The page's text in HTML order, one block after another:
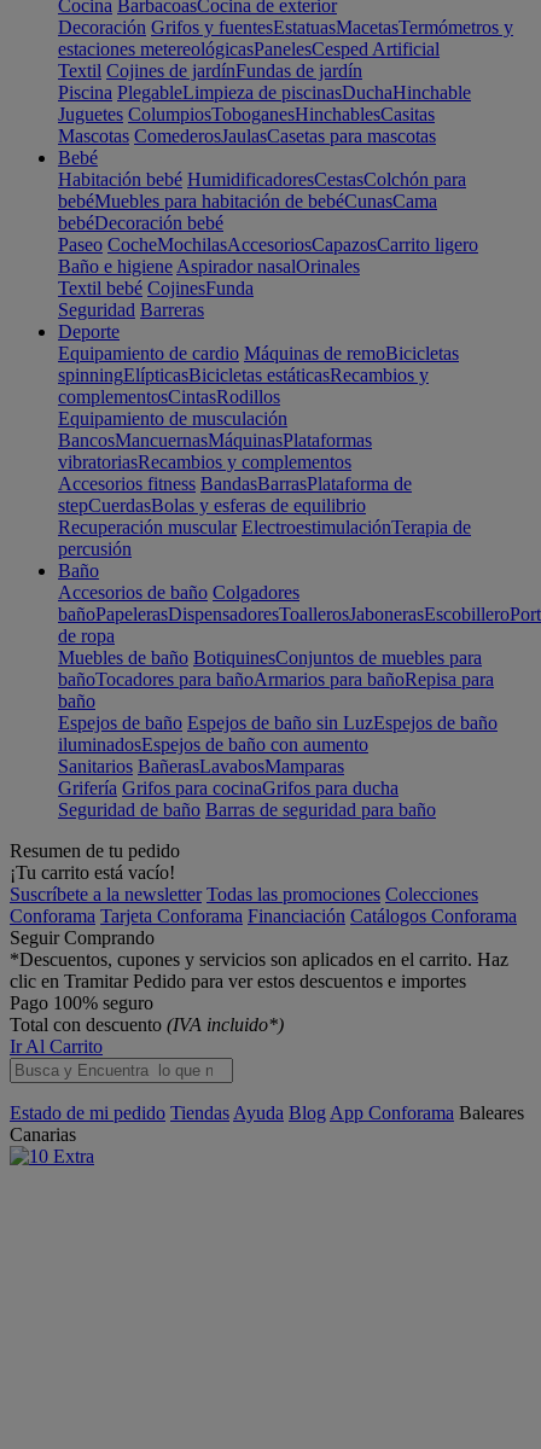
Cocina BarbacoasCocina de exterior
Decoración Grifos y fuentesEstatuasMacetasTermómetros y
estaciones metereológicasPanelesCesped Artificial
Textil Cojines de jardínFundas de jardín
Piscina PlegableLimpieza de piscinasDuchaHinchable
Juguetes ColumpiosToboganesHinchablesCasitas
Mascotas ComederosJaulasCasetas para mascotas
Bebé
Habitación bebé HumidificadoresCestasColchón para
bebéMuebles para habitación de bebéCunasCama
bebéDecoración bebé
Paseo CocheMochilasAccesoriosCapazosCarrito ligero
Baño e higiene Aspirador nasalOrinales
Textil bebé CojinesFunda
Seguridad Barreras
Deporte
Equipamiento de cardio Máquinas de remoBicicletas
spinningElípticasBicicletas estáticasRecambios y
complementosCintasRodillos
Equipamiento de musculación
BancosMancuernasMáquinasPlataformas
vibratoriasRecambios y complementos
Accesorios fitness BandasBarrasPlataforma de
stepCuerdasBolas y esferas de equilibrio
Recuperación muscular ElectroestimulaciónTerapia de
percusión
Baño
Accesorios de baño Colgadores
bañoPapelerasDispensadoresToallerosJabonerasEscobillero
de ropa
Muebles de baño BotiquinesConjuntos de muebles para
bañoTocadores para bañoArmarios para bañoRepisa para
baño
Espejos de baño Espejos de baño sin LuzEspejos de baño
iluminadosEspejos de baño con aumento
Sanitarios BañerasLavabosMamparas
Grifería Grifos para cocinaGrifos para ducha
Seguridad de baño Barras de seguridad para baño
Resumen de tu pedido
¡Tu carrito está vacío!
Suscríbete a la newsletter Todas las promociones Colecciones
Conforama Tarjeta Conforama Financiación Catálogos Conforama
Seguir Comprando
*Descuentos, cupones y servicios son aplicados en el carrito. Haz
clic en Tramitar Pedido para ver estos descuentos e importes
Pago 100% seguro
Total con descuento (IVA incluido*)
Ir Al Carrito
Estado de mi pedido Tiendas Ayuda Blog App Conforama Baleares
Canarias